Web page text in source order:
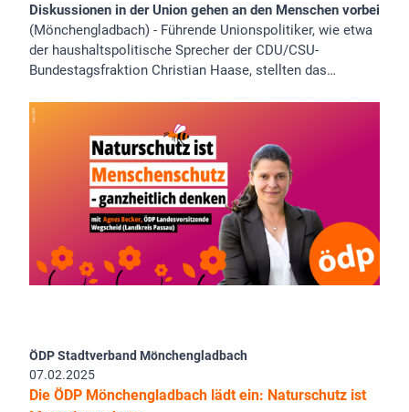
Diskussionen in der Union gehen an den Menschen vorbei
(Mönchengladbach) - Führende Unionspolitiker, wie etwa
der haushaltspolitische Sprecher der CDU/CSU-
Bundestagsfraktion Christian Haase, stellten das…
ÖDP Stadtverband Mönchengladbach
07.02.2025
Die ÖDP Mönchengladbach lädt ein: Naturschutz ist